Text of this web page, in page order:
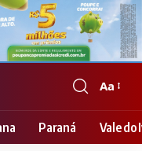
Font
Resizer
Aa
Paraná Vale do